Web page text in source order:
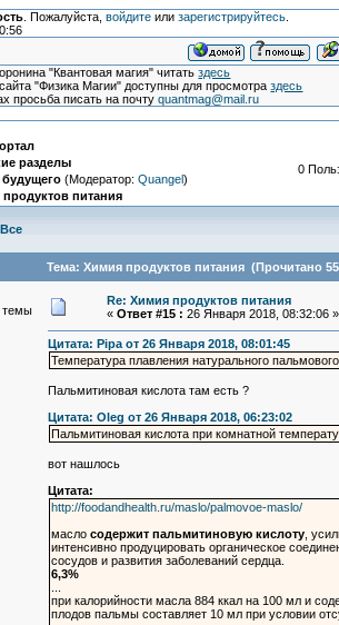
. Пожалуйста, войдитеили зарегистрируйтесь.
"Квантовая магия" читатьздесь
"Физика Магии" доступны для просмотраздесь
просьба писать на почтуquantmag@mail.ru
разделы
(Модератор: Quangel)
питания
0
Все
Тема: Химия продуктов питания (Прочитано
темы
Re: Химия продуктов питания
« Ответ #15 : 26 Января 2018, 08:32:06 »
Цитата: Pipa от 26 Января 2018, 08:01:45
Температура плавления натурального
Пальмитиновая кислота там есть ?
Цитата: Oleg от 26 Января 2018, 06:23:02
Пальмитиновая кислота при комнатной
вот нашлось
Цитата:
http://foodandhealth.ru/maslo/palmovoe-maslo/
масло содержит пальмитиновую кислоту,
интенсивно продуцировать органическое
сосудов и развития заболеваний сердца.
6,3%
при калорийности масла 884 ккал на 100 мл и
плодов пальмы составляет 10 мл при условии